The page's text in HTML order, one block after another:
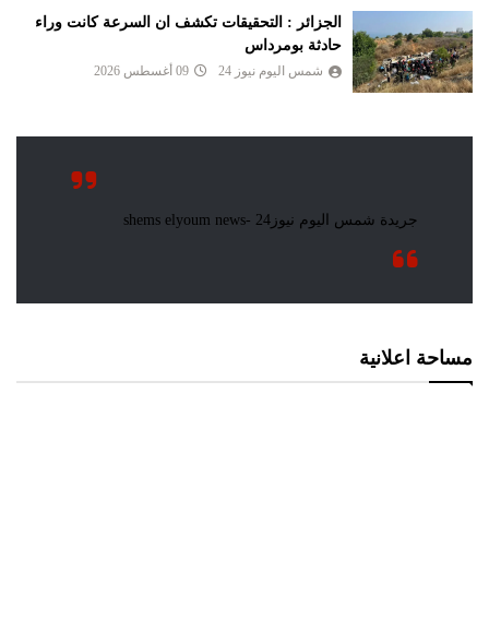
الجزائر : التحقيقات تكشف ان السرعة كانت وراء
حادثة بومرداس
شمس اليوم نيوز 24 09 أغسطس 2026
مساحة اعلانية